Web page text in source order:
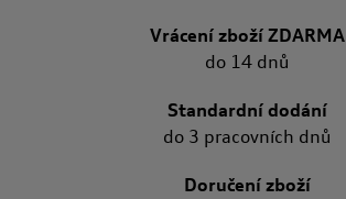
Vrácení zboží ZDARMA
do 14 dnů
Standardní dodání
do 3 pracovních dnů
Doručení zboží